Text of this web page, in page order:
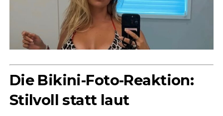
Die Bikini-Foto-Reaktion:
Stilvoll statt laut